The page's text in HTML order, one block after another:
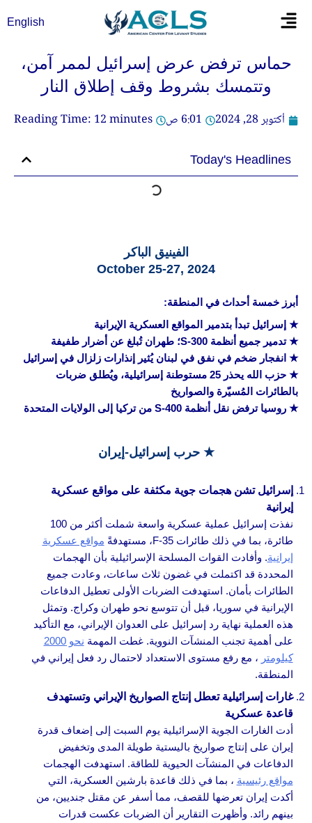
Flyout
English
حماس ترفض عرض إسرائيل لممر آمن،
وتتمسك بشروط وقف إطلاق النار
أكتوبر 28, 2024
6:01 ص Reading Time: 12minutes
Today's Headlines
الفينيق الباكر
October 25-27, 2024
أبرز خمسة أحداث في المنطقة:
★ إسرائيل تبدأ بتدمير المواقع العسكرية الإيرانية
★ تدمير جميع أنظمة S-300؛ طهران تُبلغ عن أضرار طفيفة
★ انفجار ضخم في نفق في لبنان يُثير إنذارات زلزال في إسرائيل
★ حزب الله يحذر 25 مستوطنة إسرائيلية، ويُطلق ضربات
بالطائرات المُسيّرة والصواريخ
★ روسيا ترفض نقل أنظمة S-400 من تركيا إلى الولايات المتحدة
★ حرب إسرائيل-إيران
إسرائيل تشن هجمات جوية مكثفة على مواقع عسكرية
إيرانية
نفذت إسرائيل عملية عسكرية واسعة شملت أكثر من 100
طائرة، بما في ذلك طائرات F-35، مستهدفةً
مواقع عسكرية
إيرانية. وأفادت القوات المسلحة الإسرائيلية بأن الهجمات
المحددة قد اكتملت في غضون ثلاث ساعات، وعادت جميع
الطائرات بأمان. استهدفت الضربات الأولى تعطيل الدفاعات
الإيرانية في سوريا، قبل أن تتوسع نحو طهران وكراج. وتمثل
هذه العملية نهاية رد إسرائيل على العدوان الإيراني، مع التأكيد
على أهمية تجنب المنشآت النووية. غطت المهمة
نحو 2000
كيلومتر ، مع رفع مستوى الاستعداد لاحتمال رد فعل إيراني في
المنطقة.
غارات إسرائيلية تعطل إنتاج الصواريخ الإيراني وتستهدف
قاعدة عسكرية
أدت الغارات الجوية الإسرائيلية يوم السبت إلى إضعاف قدرة
إيران على إنتاج صواريخ باليستية طويلة المدى وتخفيض
الدفاعات في المنشآت الحيوية للطاقة. استهدفت الهجمات
مواقع رئيسية ، بما في ذلك قاعدة بارشين العسكرية، التي
أكدت إيران تعرضها للقصف، مما أسفر عن مقتل جنديين، من
بينهم رائد. وأظهرت التقارير أن الضربات عكست قدرات